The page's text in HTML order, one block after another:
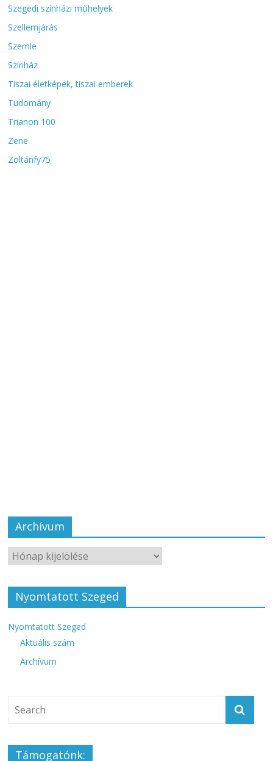
Szegedi színházi műhelyek
Szellemjárás
Szemle
Színház
Tiszai életképek, tiszai emberek
Tudomány
Trianon 100
Zene
Zoltánfy75
Archívum
Nyomtatott Szeged
Nyomtatott Szeged
Aktuális szám
Archívum
Támogatónk: